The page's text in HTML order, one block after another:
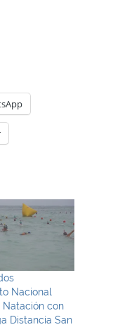
Nacional
Natación con
Distancia San